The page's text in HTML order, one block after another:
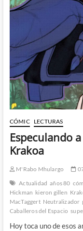
Adiós
a
hola
la
nueva
de
los
Mutantes
CÓMIC LECTURAS
Especulando
Krakoa
M'Rabo Mhulargo
Actualidad años 80
Hickman kieron gillen
MacTaggert Neutralizador
Caballeros del Espacio
Hoy toca uno de esos